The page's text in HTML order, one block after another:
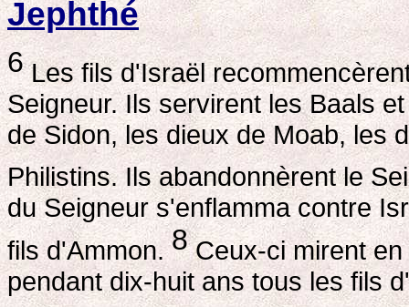
Jephthé
6Les fils d'Israël
Seigneur. Ils servirent les Baals
de Sidon, les dieux de Moab, les
Philistins. Ils abandonnèrent le
du Seigneur s'enflamma contre
fils d'Ammon.8Ceux-ci mirent en
pendant dix-huit ans tous les fils